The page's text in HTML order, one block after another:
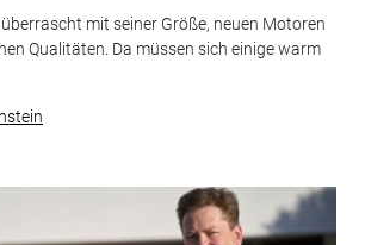
überrascht mit seiner Größe, neuen Motoren
Qualitäten. Da müssen sich einige warm